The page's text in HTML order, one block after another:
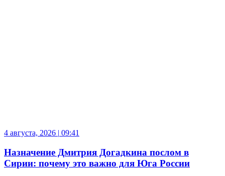
4 августа, 2026 | 09:41
Назначение Дмитрия Догадкина послом в
Сирии: почему это важно для Юга России